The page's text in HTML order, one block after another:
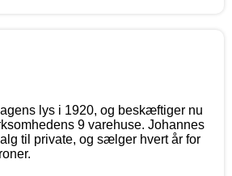
lys i 1920, og beskæftiger nu
9 varehuse. Johannes
til private, og sælger hvert år for